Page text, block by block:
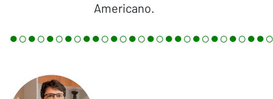
Americano.